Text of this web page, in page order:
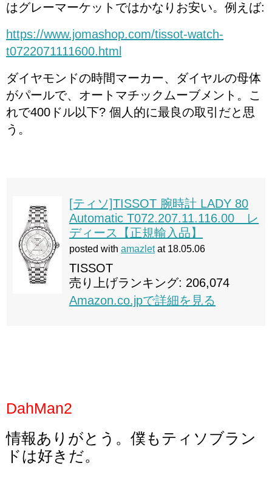
はグレーマーケットではかなりお安い。例えば:
https://www.jomashop.com/tissot-watch-
t0722071111600.html
ダイヤモンドの時間マーカー、ダイヤルの母体
がパールで、オートマチックムーブメント。こ
れで400ドル以下? 個人的に最良の取引だと思
う。
[ティソ]TISSOT 腕時計 LADY 80
Automatic T072.207.11.116.00 レ
ディース【正規輸入品】
posted with amazletat 18.05.06
TISSOT
売り上げランキング: 206,074
Amazon.co.jpで詳細を見る
DahMan2
情報ありがとう。僕もティソブラン
ドは好きだ。